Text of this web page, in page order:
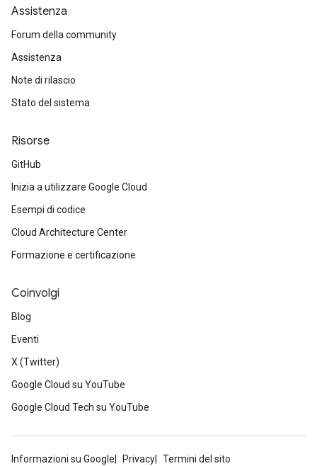
Assistenza
Forum della community
Assistenza
Note di rilascio
Stato del sistema
Risorse
GitHub
Inizia a utilizzare Google Cloud
Esempi di codice
Cloud Architecture Center
Formazione e certificazione
Coinvolgi
Blog
Eventi
X (Twitter)
Google Cloud su YouTube
Google Cloud Tech su YouTube
Informazioni su Google Privacy
Termini del sito